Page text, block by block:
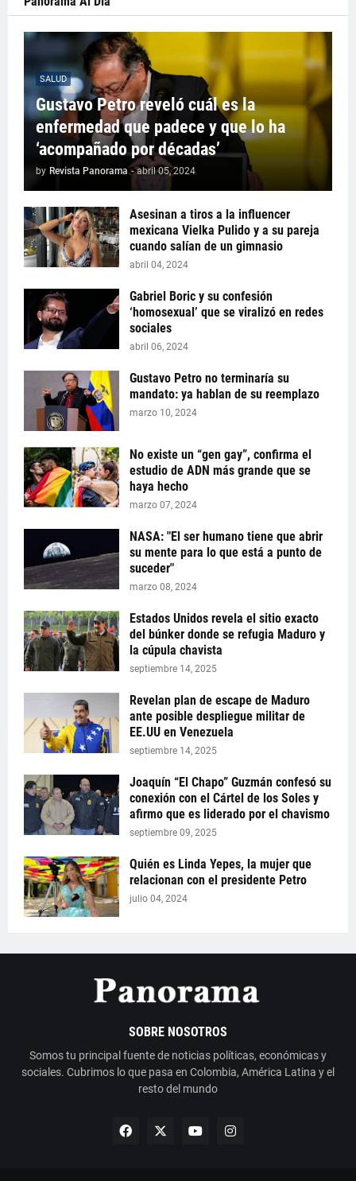
SALUD
Gustavo Petro reveló cuál es la
enfermedad que padece y que lo ha
‘acompañado por décadas’
by Revista Panorama - abril 05, 2024
Asesinan a tiros a la influencer
mexicana Vielka Pulido y a su pareja
cuando salían de un gimnasio
abril 04, 2024
Gabriel Boric y su confesión
‘homosexual’ que se viralizó en redes
sociales
abril 06, 2024
Gustavo Petro no terminaría su
mandato: ya hablan de su reemplazo
marzo 10, 2024
No existe un “gen gay”, confirma el
estudio de ADN más grande que se
haya hecho
marzo 07, 2024
NASA: "El ser humano tiene que abrir
su mente para lo que está a punto de
suceder"
marzo 08, 2024
Estados Unidos revela el sitio exacto
del búnker donde se refugia Maduro y
la cúpula chavista
septiembre 14, 2025
Revelan plan de escape de Maduro
ante posible despliegue militar de
EE.UU en Venezuela
septiembre 14, 2025
Joaquín “El Chapo” Guzmán confesó su
conexión con el Cártel de los Soles y
afirmo que es liderado por el chavismo
septiembre 09, 2025
Quién es Linda Yepes, la mujer que
relacionan con el presidente Petro
julio 04, 2024
SOBRE NOSOTROS
Somos tu principal fuente de noticias políticas, económicas y
sociales. Cubrimos lo que pasa en Colombia, América Latina y el
resto del mundo